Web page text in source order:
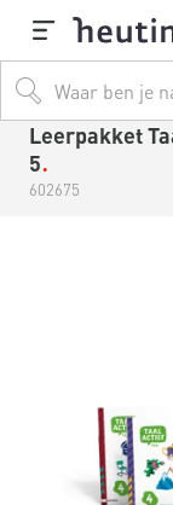
Leerpakket
5
602675